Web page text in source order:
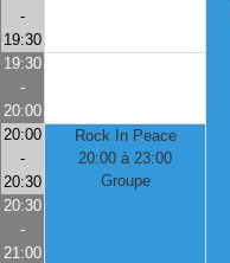
-
19:30
19:30
-
20:00
20:00
-
20:30
Rock In Peace
20:00 à 23:00
Groupe
20:30
-
21:00